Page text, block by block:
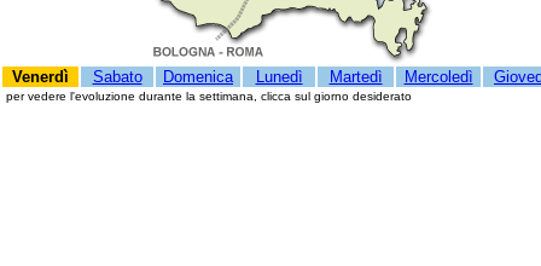
Venerdì Sabato Domenica Lunedì Martedì Mercoledì
per vedere l'evoluzione durante la settimana, clicca sul giorno desiderato